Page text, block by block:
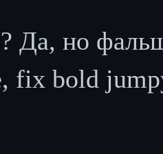
Да, но
fix bold